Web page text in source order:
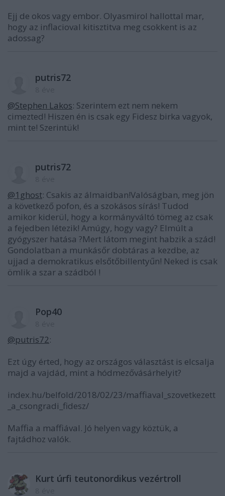
Ejj de okos vagy embor. Olyasmirol hallottal mar,
hogy az inflacioval kitisztitva meg csokkent is az
adossag?
putris72
@Stephen Lakos: Szerintem ezt nem nekem
cimezted! Hiszen én is csak egy Fidesz birka vagyok,
mint te! Szerintük!
putris72
@1ghost: Csakis az álmaidban!Valóságban, meg jön
a következő pofon, és a szokásos sírás! Tudod
amikor kiderül, hogy a kormányváltó tömeg az csak
a fejedben létezik! Amúgy, hogy vagy? Elmúlt a
gyógyszer hatása ?Mert látom megint habzik a szád!
Gondolatban a munkásőr dobtáras a kezdbe, az
ujjad a demokratikus elsőtőbillentyűn! Neked is csak
ömlik a szar a szádból !
Pop40
@putris72:
Ezt úgy érted, hogy az országos választást is elcsalja
majd a vajdád, mint a hódmezővásárhelyit?
index.hu/belfold/2018/02/23/maffiaval_szovetkezett
_a_csongradi_fidesz/
Maffia a maffiával. Jó helyen vagy köztük, a
fajtádhoz valók.
Kurt úrfi teutonordikus vezértroll